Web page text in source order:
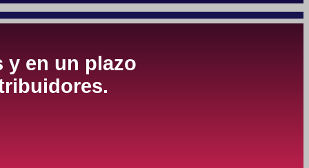
y en un plazo